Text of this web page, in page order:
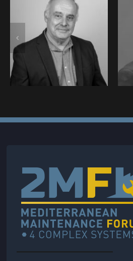
CASANOVA
Jean-Christophe
• SSF – Marine
Nationale :
Intervenant au
2MF (2025)